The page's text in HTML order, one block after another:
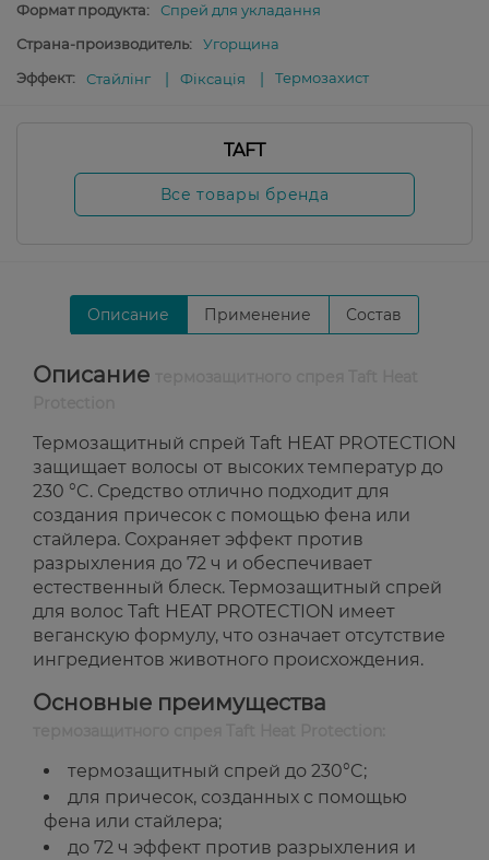
Формат продукта:
Спрей для укладання
Страна-производитель:
Угорщина
Эффект:
Стайлінг Фіксація Термозахист
TAFT
Все товары бренда
Описание Применение Состав
Описание
Термозащитный спрей Taft HEAT PROTECTION
защищает волосы от высоких температур до
230 °C. Средство отлично подходит для
создания причесок с помощью фена или
стайлера. Сохраняет эффект против
разрыхления до 72 ч и обеспечивает
естественный блеск. Термозащитный спрей
для волос Taft HEAT PROTECTION имеет
веганскую формулу, что означает отсутствие
ингредиентов животного происхождения.
Основные преимущества
термозащитный спрей до 230°C;
для причесок, созданных с помощью
фена или стайлера;
до 72 ч эффект против разрыхления и